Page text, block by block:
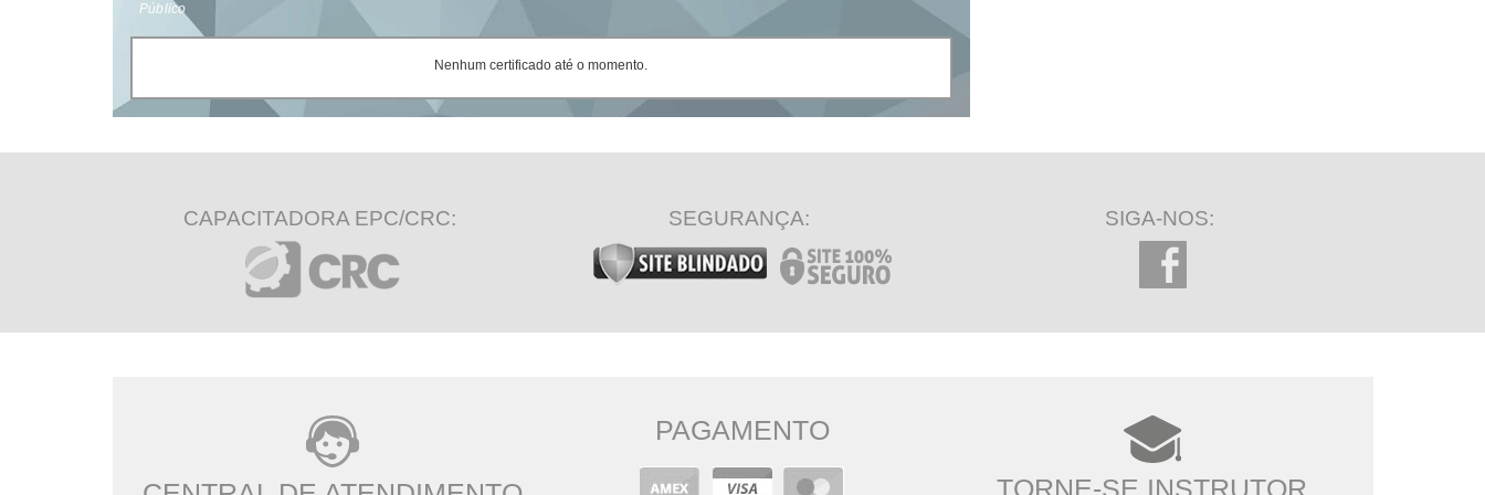
Público
Nenhum certificado até o momento.
CAPACITADORA EPC/CRC: SEGURANÇA: SIGA-NOS:
PAGAMENTO
TORNE-SE INSTRUTOR